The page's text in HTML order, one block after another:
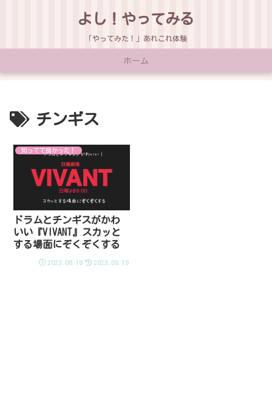
よし！やってみる
「やってみた！」あれこれ体験
ホーム
チンギス
知ってて良かった！
ドラムとチンギスがかわ
いい『VIVANT』スカッと
する場面にぞくぞくする
2023.08.19 2023.09.19